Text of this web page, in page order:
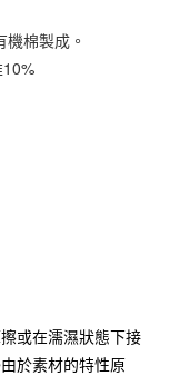
棉製成。
或在濡濕狀態下接
於素材的特性原